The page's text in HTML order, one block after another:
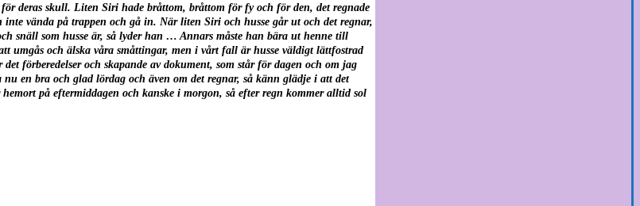
deras skull. Liten Siri hade bråttom, bråttom för fy och för den, det regnade
vända på trappen och gå in. När liten Siri och husse går ut och det regnar,
snäll som husse är, så lyder han … Annars måste han bära ut henne till
umgås och älska våra småttingar, men i vårt fall är husse väldigt lättfostrad
förberedelser och skapande av dokument, som står för dagen och om jag
en bra och glad lördag och även om det regnar, så känn glädje i att det
på eftermiddagen och kanske i morgon, så efter regn kommer alltid sol